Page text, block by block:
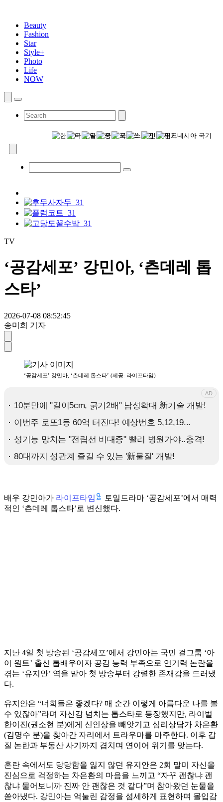
Beauty
Fashion
Star
Style+
Photo
Life
NOW
TV
‘공감세포’ 강민아, ‘츤데레 톱
스타’
2026-07-08 08:52:45
송미희 기자
‘공감세포’ 강민아, ‘츤데레 톱스타’ (제공: 라이프타임)
배우 강민아가 라이프타임
토일드라마 ‘공감세포’에서 매력
적인 ‘츤데레 톱스타’로 변신했다.
지난 4일 첫 방송된 ‘공감세포’에서 강민아는 국민 걸그룹 ‘아
이 원트’ 출신 톱배우이자 공감 능력 부족으로 연기력 논란을
겪는 ‘유지안’ 역을 맡아 첫 방송부터 강렬한 존재감을 드러냈
다.
유지안은 “너희들은 좋겠다? 매 순간 이렇게 아름다운 나를 볼
수 있잖아”라며 자신감 넘치는 톱스타로 등장했지만, 라이벌
한이진(권소현 분)에게 신인상을 빼앗기고 심리상담가 차은환
(김명수 분)을 찾아간 자리에서 트라우마를 마주한다. 이후 갑
질 논란과 부동산 사기까지 겹치며 연이어 위기를 맞는다.
혼란 속에서도 당당함을 잃지 않던 유지안은 2회 말미 자신을
진심으로 걱정하는 차은환의 마음을 느끼고 “자꾸 괜찮냐 괜
찮냐 물어보니까 진짜 안 괜찮은 것 같다”며 참아왔던 눈물을
쏟아냈다. 강민아는 억눌린 감정을 섬세하게 표현하며 몰입감